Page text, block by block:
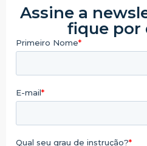
Assine a
fique por